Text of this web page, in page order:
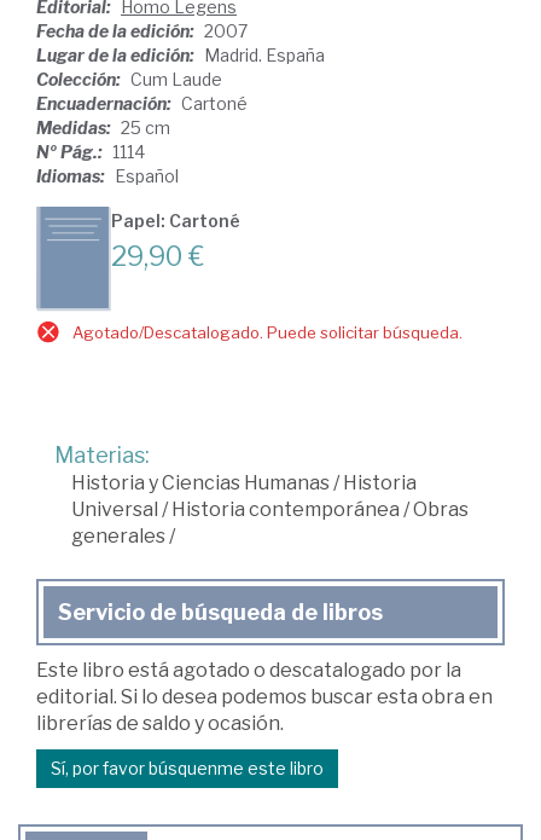
Editorial: Homo Legens
Fecha de la edición: 2007
Lugar de la edición: Madrid. España
Colección: Cum Laude
Encuadernación: Cartoné
Medidas: 25 cm
Nº Pág.: 1114
Idiomas: Español
Papel: Cartoné
29,90 €
Agotado/Descatalogado. Puede solicitar búsqueda.
Materias:
Historia y Ciencias Humanas/Historia
Universal /Historia contemporánea /Obras
generales/
Servicio de búsqueda de libros
Este libro está agotado o descatalogado por la
editorial. Si lo desea podemos buscar esta obra en
librerías de saldo y ocasión.
Sí, por favor búsquenme este libro